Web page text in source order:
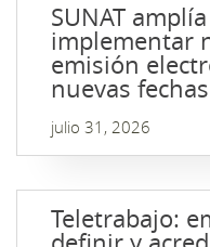
SUNAT
implementar
emisión
nuevas fechas
julio 31, 2026
Teletrabajo: